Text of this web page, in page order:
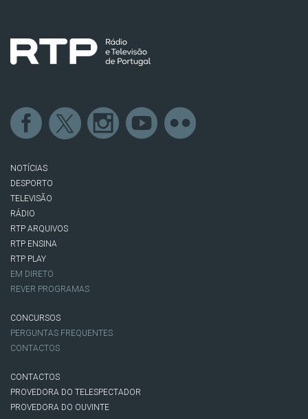
NOTÍCIAS
DESPORTO
TELEVISÃO
RÁDIO
RTP ARQUIVOS
RTP ENSINA
RTP PLAY
EM DIRETO
REVER PROGRAMAS
CONCURSOS
PERGUNTAS FREQUENTES
CONTACTOS
CONTACTOS
PROVEDORA DO TELESPECTADOR
PROVEDORA DO OUVINTE